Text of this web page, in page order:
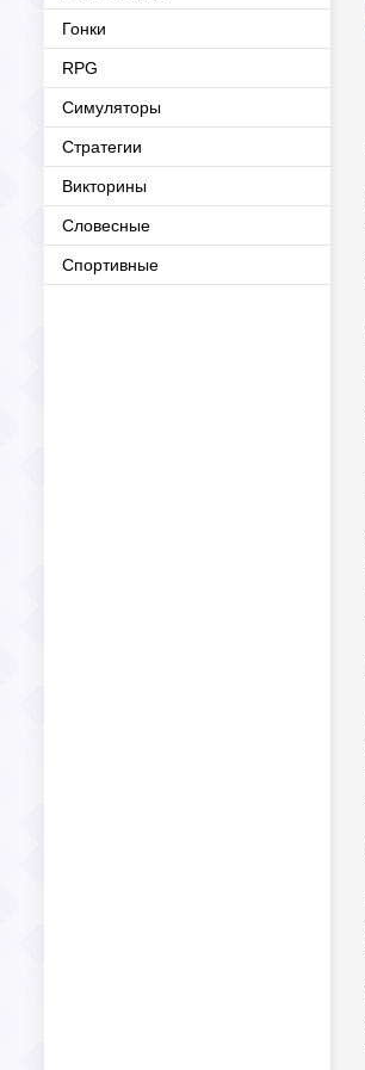
Гонки
RPG
Симуляторы
Стратегии
Викторины
Словесные
Спортивные